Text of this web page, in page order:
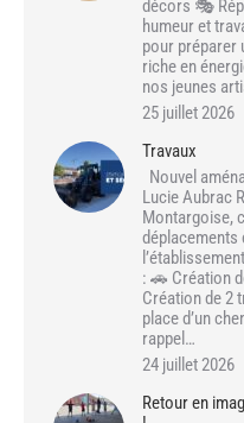
décors 🎭
humeur et
pour préparer
riche en
nos jeunes
25 juillet 2026
Travaux
Nouvel
Lucie Aubrac
Montargoise,
déplacements
: 🚗 Création
Création de 2
place d’un
rappel…
24 juillet 2026
Retour en